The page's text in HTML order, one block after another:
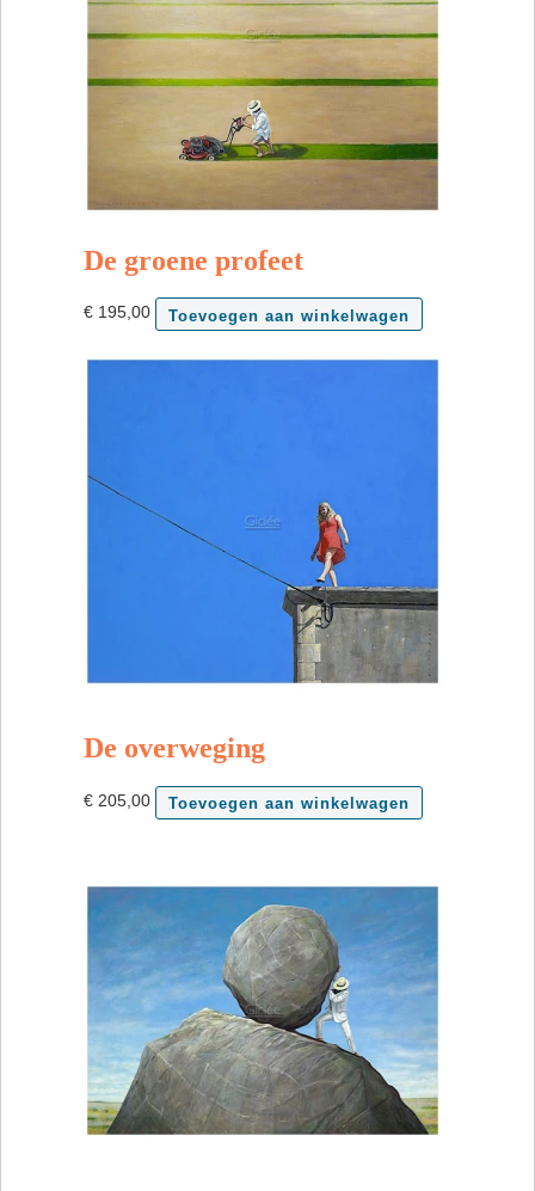
De groene profeet
€ 195,00 Toevoegen aan winkelwagen
De overweging
€ 205,00 Toevoegen aan winkelwagen